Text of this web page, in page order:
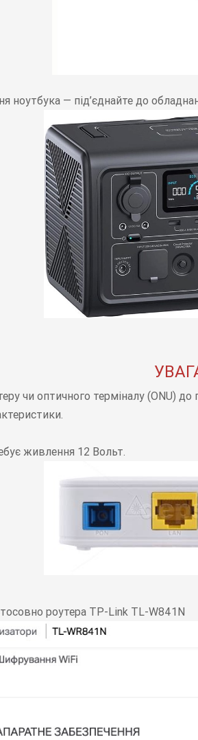
— під’єднайте до
чи оптичного терміналу (ONU)
живлення 12 Вольт.
роутера TP-Link TL-W841N